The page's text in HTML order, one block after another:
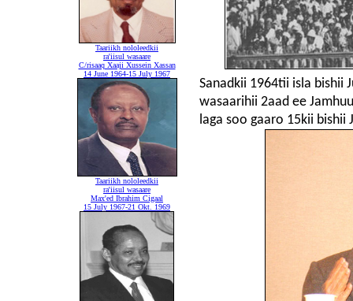
Taariikh nololeedkii
ra'iisul wasaare
C/risaaq Xaaji Xussein Xassan
14 June 1964-15 July 1967
Taariikh nololeedkii
ra'iisul wasaare
Max'ed Ibrahim Cigaal
15 July 1967-21 Okt. 1969
Sanadkii 1964tii isla bishii
wasaarihii 2aad ee
laga soo gaaro 15kii bishii